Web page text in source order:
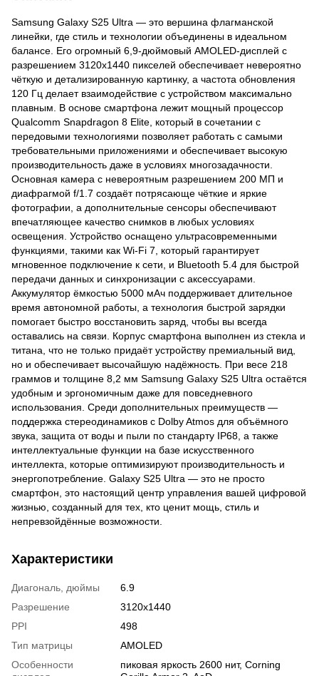
Samsung Galaxy S25 Ultra — это вершина флагманской
линейки, где стиль и технологии объединены в идеальном
балансе. Его огромный 6,9-дюймовый AMOLED-дисплей с
разрешением 3120x1440 пикселей обеспечивает невероятно
чёткую и детализированную картинку, а частота обновления
120 Гц делает взаимодействие с устройством максимально
плавным. В основе смартфона лежит мощный процессор
Qualcomm Snapdragon 8 Elite, который в сочетании с
передовыми технологиями позволяет работать с самыми
требовательными приложениями и обеспечивает высокую
производительность даже в условиях многозадачности.
Основная камера с невероятным разрешением 200 МП и
диафрагмой f/1.7 создаёт потрясающе чёткие и яркие
фотографии, а дополнительные сенсоры обеспечивают
впечатляющее качество снимков в любых условиях
освещения. Устройство оснащено ультрасовременными
функциями, такими как Wi-Fi 7, который гарантирует
мгновенное подключение к сети, и Bluetooth 5.4 для быстрой
передачи данных и синхронизации с аксессуарами.
Аккумулятор ёмкостью 5000 мАч поддерживает длительное
время автономной работы, а технология быстрой зарядки
помогает быстро восстановить заряд, чтобы вы всегда
оставались на связи. Корпус смартфона выполнен из стекла и
титана, что не только придаёт устройству премиальный вид,
но и обеспечивает высочайшую надёжность. При весе 218
граммов и толщине 8,2 мм Samsung Galaxy S25 Ultra остаётся
удобным и эргономичным даже для повседневного
использования. Среди дополнительных преимуществ —
поддержка стереодинамиков с Dolby Atmos для объёмного
звука, защита от воды и пыли по стандарту IP68, а также
интеллектуальные функции на базе искусственного
интеллекта, которые оптимизируют производительность и
энергопотребление. Galaxy S25 Ultra — это не просто
смартфон, это настоящий центр управления вашей цифровой
жизнью, созданный для тех, кто ценит мощь, стиль и
непревзойдённые возможности.
Характеристики
Диагональ, дюймы
6.9
Разрешение
3120x1440
PPI
498
Тип матрицы
AMOLED
Особенности
пиковая яркость 2600 нит, Corning